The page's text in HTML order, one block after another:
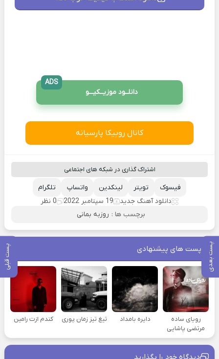
پست بعدی پست قبلی
دانلــود موزیــکیـــو
ADS
کانال روبیکا پارسیانه
اشتراک گذاری در شبکه های اجتماعی
تلگرام واتساپ لینکدین تویتر
فیسوک
دانلود آهنگ جدید
19 سپتامبر 2022
0 نظر
برچسب ها : روزبه بمانی
پست های پیشنهادی
رویای ساده
مرتضی پاشایی
دایره بامداد تیغ تیز زمان پوری کندم ازت رامین